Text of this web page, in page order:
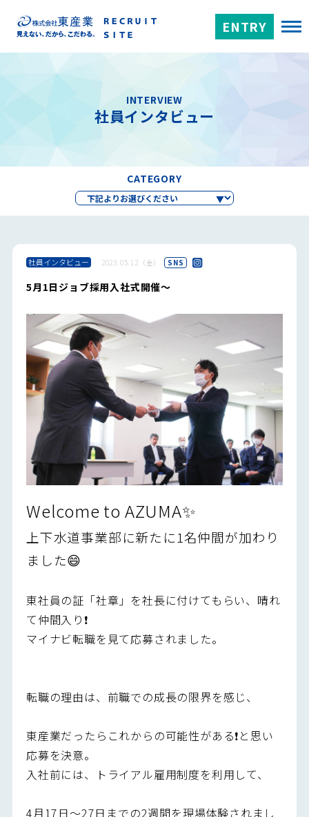
ENTRY
INTERVIEW
社員インタビュー
CATEGORY
社員インタビュー 2023.05.12（金） SNS
5月1日ジョブ採用入社式開催～
Welcome to AZUMA✨
上下水道事業部に新たに1名仲間が加わり
ました😄
東社員の証「社章」を社長に付けてもらい、晴れ
て仲間入り❗️
マイナビ転職を見て応募されました。
転職の理由は、前職での成長の限界を感じ、
東産業だったらこれからの可能性がある❗️と思い
応募を決意。
入社前には、トライアル雇用制度を利用して、
4月17日～27日までの2週間を現場体験されまし